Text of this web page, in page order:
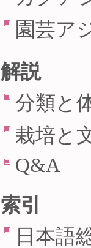
園芸ア
解説
分類と
栽培と
Q&A
索引
日本語